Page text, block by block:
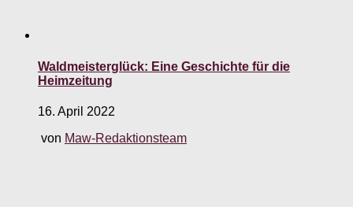
Waldmeisterglück: Eine Geschichte für die
Heimzeitung
16. April 2022
von Maw-Redaktionsteam